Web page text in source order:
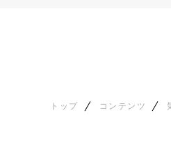
トップ コンテンツ